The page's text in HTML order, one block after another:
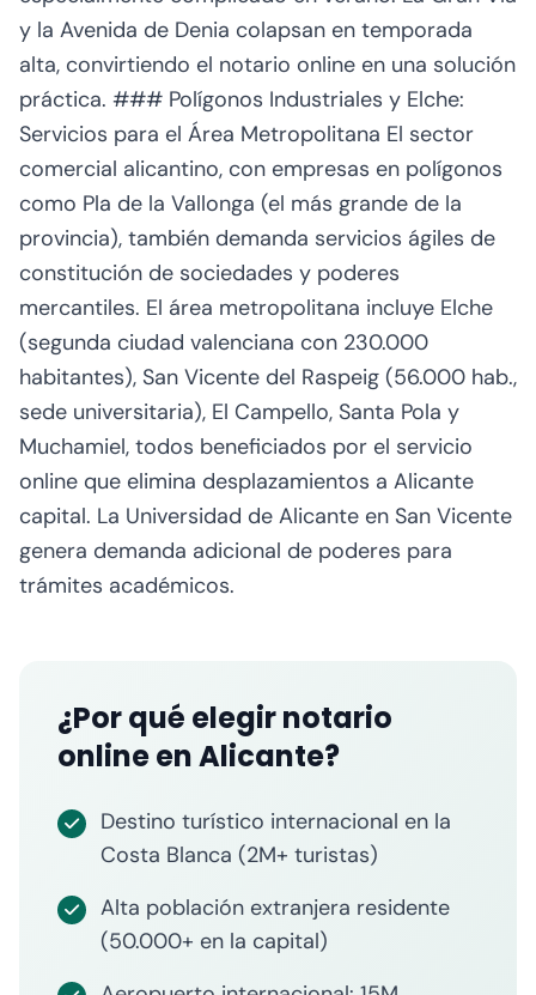
y la Avenida de Denia colapsan en temporada
alta, convirtiendo el notario online en una solución
práctica. ### Polígonos Industriales y Elche:
Servicios para el Área Metropolitana El sector
comercial alicantino, con empresas en polígonos
como Pla de la Vallonga (el más grande de la
provincia), también demanda servicios ágiles de
constitución de sociedades y poderes
mercantiles. El área metropolitana incluye Elche
(segunda ciudad valenciana con 230.000
habitantes), San Vicente del Raspeig (56.000 hab.,
sede universitaria), El Campello, Santa Pola y
Muchamiel, todos beneficiados por el servicio
online que elimina desplazamientos a Alicante
capital. La Universidad de Alicante en San Vicente
genera demanda adicional de poderes para
trámites académicos.
¿Por qué elegir notario
online en Alicante?
Destino turístico internacional en la
Costa Blanca (2M+ turistas)
Alta población extranjera residente
(50.000+ en la capital)